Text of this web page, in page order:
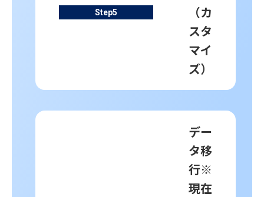
Step5
（カ
スタ
マイ
ズ）
デー
タ移
行※
現在